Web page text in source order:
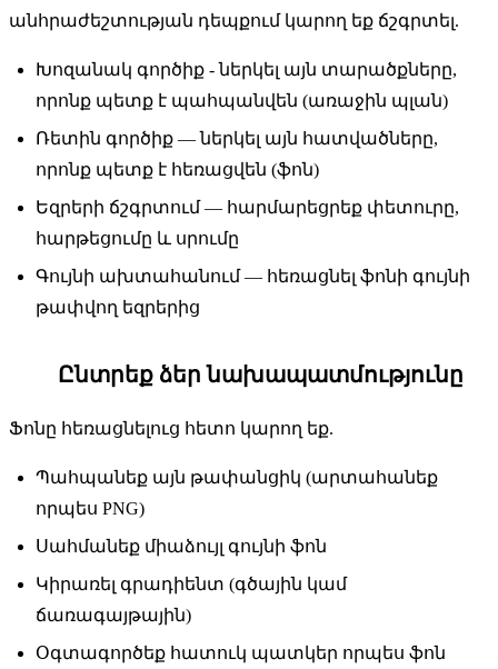
անհրաժեշտության դեպքում կարող եք ճշգրտել.
Խոզանակ գործիք - ներկել այն տարածքները,
որոնք պետք է պահպանվեն (առաջին պլան)
Ռետին գործիք — ներկել այն հատվածները,
որոնք պետք է հեռացվեն (ֆոն)
Եզրերի ճշգրտում — հարմարեցրեք փետուրը,
հարթեցումը և սրումը
Գույնի ախտահանում — հեռացնել ֆոնի գույնի
թափվող եզրերից
Ընտրեք ձեր նախապատմությունը
Ֆոնը հեռացնելուց հետո կարող եք.
Պահպանեք այն թափանցիկ (արտահանեք
որպես PNG)
Սահմանեք միաձույլ գույնի ֆոն
Կիրառել գրադիենտ (գծային կամ
ճառագայթային)
Օգտագործեք հատուկ պատկեր որպես ֆոն